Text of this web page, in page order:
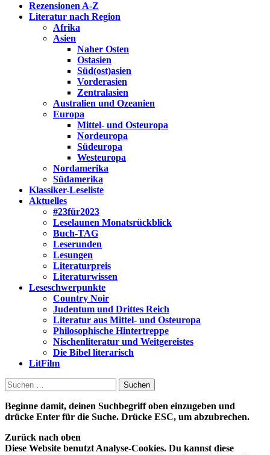
Rezensionen A-Z
Literatur nach Region
Afrika
Asien
Naher Osten
Ostasien
Süd(ost)asien
Vorderasien
Zentralasien
Australien und Ozeanien
Europa
Mittel- und Osteuropa
Nordeuropa
Südeuropa
Westeuropa
Nordamerika
Südamerika
Klassiker-Leseliste
Aktuelles
#23für2023
Leselaunen Monatsrückblick
Buch-TAG
Leserunden
Lesungen
Literaturpreis
Literaturwissen
Leseschwerpunkte
Country Noir
Judentum und Drittes Reich
Literatur aus Mittel- und Osteuropa
Philosophische Hintertreppe
Nischenliteratur und Weitgereistes
Die Bibel literarisch
LitFilm
Suchen
nach:
Beginne damit, deinen Suchbegriff oben einzugeben und
drücke Enter für die Suche. Drücke ESC, um abzubrechen.
Zurück nach oben
Diese Website benutzt Analyse-Cookies. Du kannst diese